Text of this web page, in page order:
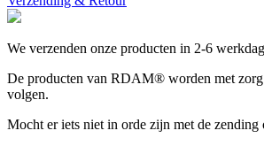
We verzenden onze producten in 2-6
De producten van RDAM® worden met zorg
volgen.
Mocht er iets niet in orde zijn met de